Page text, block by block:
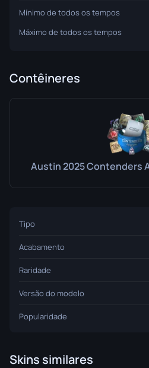
Mínimo de todos os tempos
Máximo de todos os tempos
Contêineres
Austin 2025 Contenders
Tipo
Acabamento
Raridade
Versão do modelo
Popularidade
Skins similares